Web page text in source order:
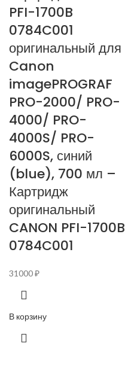
PFI-1700B
0784C001
оригинальный для
Canon
imagePROGRAF
PRO-2000/ PRO-
4000/ PRO-
4000S/ PRO-
6000S, синий
(blue), 700 мл –
Картридж
оригинальный
CANON PFI-1700B
0784C001
31000₽
В корзину